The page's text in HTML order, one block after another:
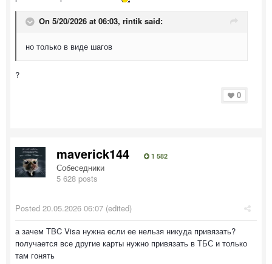
On 5/20/2026 at 06:03, rintik said:
но только в виде шагов
?
0
maverick144 1 582
Собеседники
5 628 posts
Posted 20.05.2026 06:07 (edited)
а зачем TBC Visa нужна если ее нельзя никуда привязать?
получается все другие карты нужно привязать в ТБС и только
там гонять